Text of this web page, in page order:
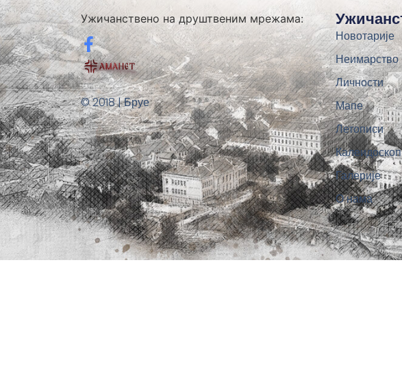
Ужичанствено на друштвеним мрежама:
© 2018 | Бруе
Новотарије
Неимарство
Личности
Мапе
Летописи
Калеидоскоп
Галерије
О нама